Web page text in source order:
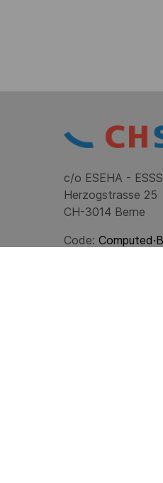
c/o ESEHA -
Herzogstrasse 25
CH-3014 Berne
Code: